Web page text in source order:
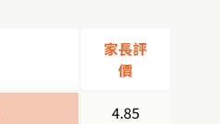
家長評
價
4.85